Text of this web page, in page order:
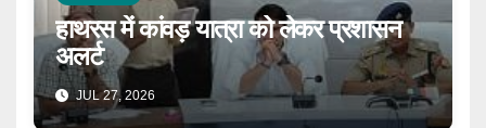
हाथरस में कांवड़ यात्रा को लेकर प्रशासन
अलर्ट
JUL 27, 2026